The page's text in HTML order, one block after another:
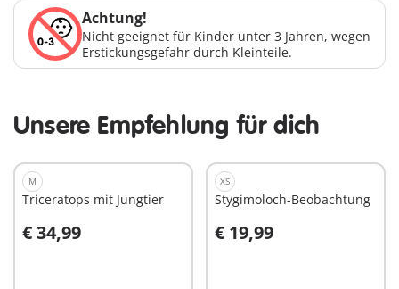
Achtung!
Nicht geeignet für Kinder unter 3 Jahren, wegen
Erstickungsgefahr durch Kleinteile.
Unsere Empfehlung für dich
M
Triceratops mit Jungtier
€ 34,99
In den Warenkorb
XS
Stygimoloch-Beobachtung
€ 19,99
In den Warenkorb